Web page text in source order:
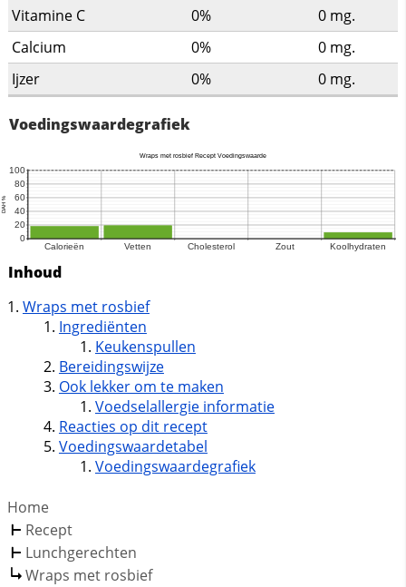
Vitamine C 0% 0 mg.
Calcium
0% 0 mg.
Ijzer
0% 0 mg.
Voedingswaardegrafiek
Inhoud
Wraps met rosbief
Ingrediënten
Keukenspullen
Bereidingswijze
Ook lekker om te maken
Voedselallergie informatie
Reacties op dit recept
Voedingswaardetabel
Voedingswaardegrafiek
Home
Recept
Lunchgerechten
Wraps met rosbief